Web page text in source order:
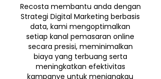
Recosta membantu anda dengan
Strategi Digital Marketing berbasis
data, kami mengoptimalkan
setiap kanal pemasaran online
secara presisi, meminimalkan
biaya yang terbuang serta
meningkatkan efektivitas
kampanye untuk menjangkau